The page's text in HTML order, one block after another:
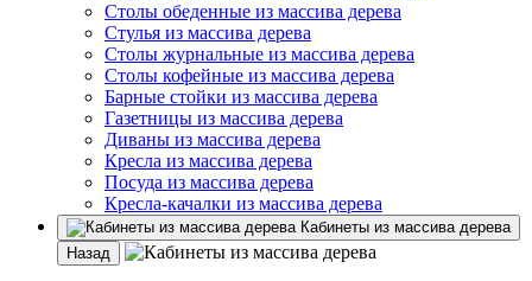
Столы обеденные из массива дерева
Стулья из массива дерева
Столы журнальные из массива дерева
Столы кофейные из массива дерева
Барные стойки из массива дерева
Газетницы из массива дерева
Диваны из массива дерева
Кресла из массива дерева
Посуда из массива дерева
Кресла-качалки из массива дерева
Кабинеты из массива дерева
Назад